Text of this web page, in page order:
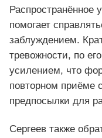
Распространённое
помогает
заблуждением.
тревожности, по
усилением, что
повторном приёме
предпосылки для
Сергеев также